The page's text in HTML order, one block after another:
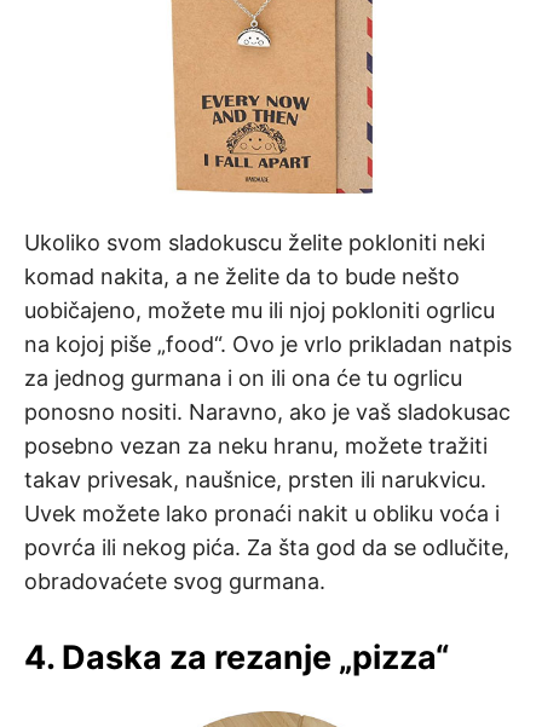
Ukoliko svom sladokuscu želite pokloniti neki
komad nakita, a ne želite da to bude nešto
uobičajeno, možete mu ili njoj pokloniti ogrlicu
na kojoj piše „food“. Ovo je vrlo prikladan natpis
za jednog gurmana i on ili ona će tu ogrlicu
ponosno nositi. Naravno, ako je vaš sladokusac
posebno vezan za neku hranu, možete tražiti
takav privesak, naušnice, prsten ili narukvicu.
Uvek možete lako pronaći nakit u obliku voća i
povrća ili nekog pića. Za šta god da se odlučite,
obradovaćete svog gurmana.
4. Daska za rezanje „pizza“